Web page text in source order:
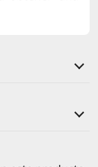
esparza la
cabello con
del sachet